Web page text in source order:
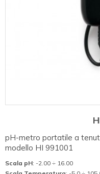
pH-metro portatile a
modello HI 991001
Scala pH: -2.00 ÷ 16.00